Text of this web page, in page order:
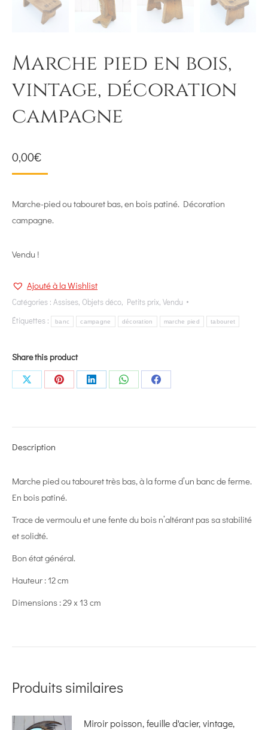
Marche pied en bois,
vintage, décoration
campagne
0,00€
Marche-pied ou tabouret bas, en bois patiné. Décoration
campagne.
Vendu !
Ajouté à la Wishlist
Catégories : Assises, Objets déco, Petits prix, Vendu
Étiquettes :
banc campagne décoration marche pied tabouret
Share this product
Share
Share
Share
Share
Share
Description
Marche pied ou tabouret très bas, à la forme d’un banc de ferme.
En bois patiné.
Trace de vermoulu et une fente du bois n’altérant pas sa stabilité
et solidté.
Bon état général.
Hauteur : 12 cm
Dimensions : 29 x 13 cm
Produits similaires
Miroir poisson, feuille d'acier, vintage,